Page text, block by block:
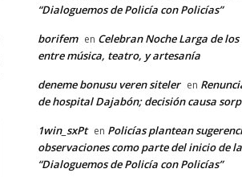
“Dialoguemos de Policía con Policías”
borifem en Celebran Noche Larga de los
entre música, teatro, y artesanía
deneme bonusu veren siteler en
de hospital Dajabón; decisión causa
1win_sxPt en Policías plantean
observaciones como parte del inicio de
“Dialoguemos de Policía con Policías”